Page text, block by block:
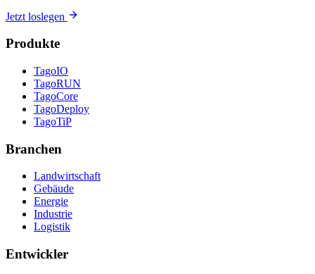
Jetzt loslegen
Produkte
TagoIO
TagoRUN
TagoCore
TagoDeploy
TagoTiP
Branchen
Landwirtschaft
Gebäude
Energie
Industrie
Logistik
Entwickler